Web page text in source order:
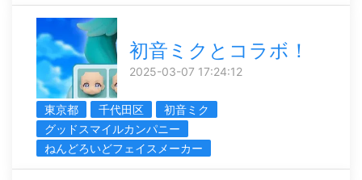
初音ミクとコラボ！
2025-03-07 17:24:12
東京都 千代田区
初音ミク
グッドスマイルカンパニー
ねんどろいどフェイスメーカー